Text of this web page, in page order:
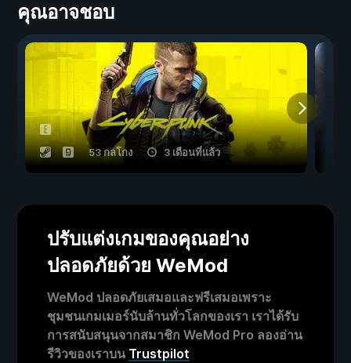
คุณอาจชอบ
53 กลโกง 3 เดือนที่แล้ว
ปรับแต่งเกมของคุณอย่าง
ปลอดภัยด้วย WeMod
WeMod ปลอดภัยเสมอและฟรีเสมอเพราะ
ชุมชนเกมเมอร์นับล้านทั่วโลกของเรา เราได้รับ
การสนับสนุนจากสมาชิก WeMod Pro ลองอ่าน
รีวิวของเราบน Trustpilot